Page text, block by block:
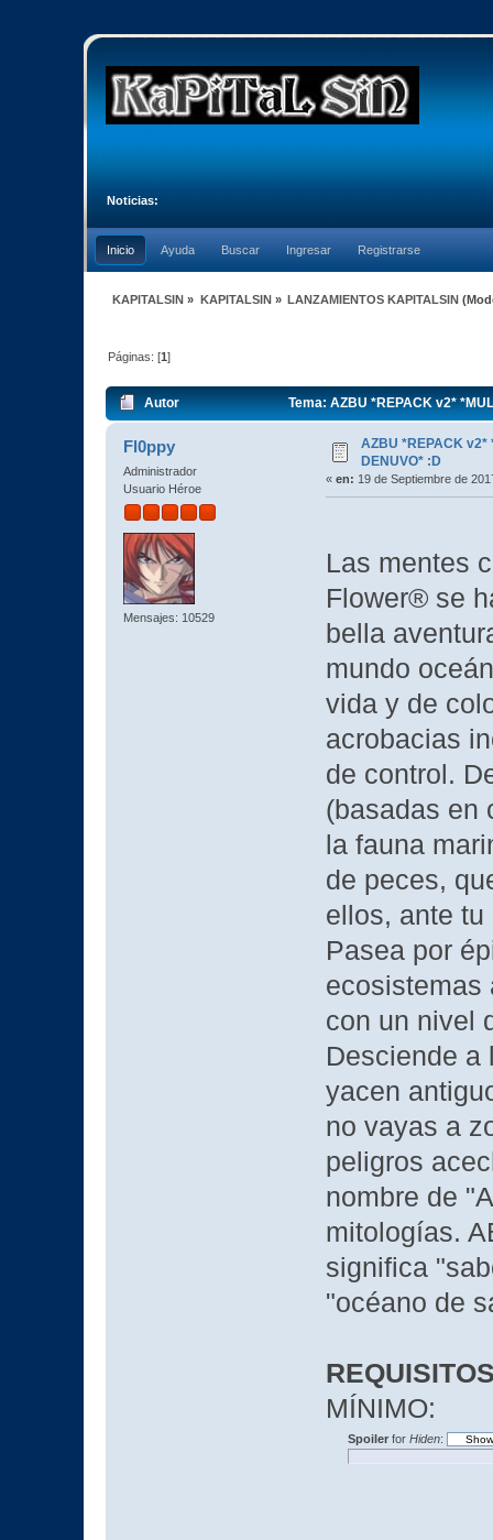
Noticias:
Inicio Ayuda Buscar Ingresar Registrarse
KAPITALSIN » KAPITALSIN» LANZAMIENTOS KAPITALSIN
Páginas: [1]
Autor Tema: AZBU *REPACK v2*
Fl0ppy
Administrador
Usuario Héroe
Mensajes: 10529
AZBU *REPACK v2*
DENUVO* :D
« en: 19 de Septiembre de
Las mentes
Flower® se
bella
mundo
vida y de
acrobacias
de control.
(basadas en
la fauna
de peces,
ellos, ante
Pasea por
ecosistemas
con un nivel
Desciende a
yacen
no vayas a
peligros
nombre de
mitologías.
significa
"océano de
MÍNIMO:
Spoilerfor Hiden: